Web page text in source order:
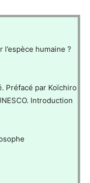
humaine ?
Préfacé par Koïchiro
Introduction